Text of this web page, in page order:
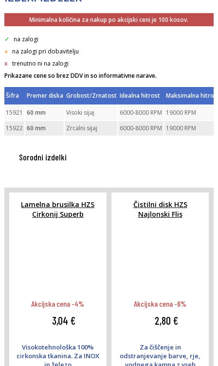
Minimalna količina za nakup po akcijski ceni je 100 kosov.
✓ na zalogi
● na zalogi pri dobavitelju
x trenutno ni na zalogi
Prikazane cene so brez DDV in so informativne narave.
Šifra Premer diska Grobost/Zrnatost Idealna hitrost Maksimalna
15921 60 mm Visoki sijaj 6000-8000 RPM 19000 RPM
15922 60 mm Zrcalni sijaj 6000-8000 RPM 19000 RPM
Sorodni izdelki
Lamelna brusilka HZS
Cirkonij Superb
Akcijska cena -4%
3,04 €
Visokotehnološka 100%
cirkonska tkanina. Za INOX
Čistilni disk HZS
Najlonski Flis
Akcijska cena -6%
2,80 €
Za čiščenje in
odstranjevanje barve, rje,